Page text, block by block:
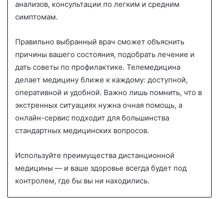
анализов, консультации по легким и средним
симптомам.
Правильно выбранный врач сможет объяснить
причины вашего состояния, подобрать лечение и
дать советы по профилактике. Телемедицина
делает медицину ближе к каждому: доступной,
оперативной и удобной. Важно лишь помнить, что в
экстренных ситуациях нужна очная помощь, а
онлайн-сервис подходит для большинства
стандартных медицинских вопросов.
Используйте преимущества дистанционной
медицины — и ваше здоровье всегда будет под
контролем, где бы вы ни находились.